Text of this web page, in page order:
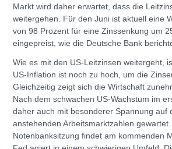
Markt wird daher erwartet, dass die
weitergehen. Für den Juni ist aktuell eine
von 98 Prozent für eine Zinssenkung um
eingepreist, wie die Deutsche Bank
Wie es mit den US-Leitzinsen weitergeht,
US-Inflation ist noch zu hoch, um die
Gleichzeitig zeigt sich die Wirtschaft
Nach dem schwachen US-Wachstum im
daher auch mit besonderer Spannung auf
anstehenden Arbeitsmarktzahlen
Notenbanksitzung findet am kommenden